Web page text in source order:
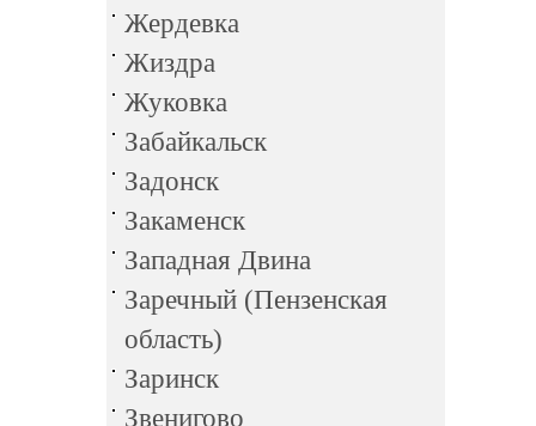
Жердевка
Жиздра
Жуковка
Забайкальск
Задонск
Закаменск
Западная Двина
Заречный (Пензенская
область)
Заринск
Звенигово